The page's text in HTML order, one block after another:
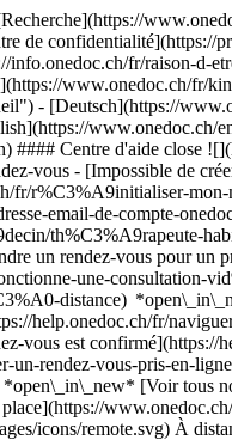
de
fr/raison-d-
www.onedoc.ch/fr/
- [Deutsch](https://
www.onedoc.ch/
Centre d'aide close
vous - [Impossible de
fr/r%C3%A9initialiser-
email-de-compte-
th%C3%A9rapeute-
un rendez-vous pour un
une-consultation-
distance)
help.onedoc.ch/fr/
Sexe*keyboard\_arrow\_down* - Femme*check\_circle* - Homme*check\_circle* Réseau*keyboard\_arrow\_down* - ASCA*check\_circle* - RME*check\_circle* - NVS*check\_circle* - APTN*check\_circle* Disponibilité*keyboard\_arrow\_down* - Disponible aujourdhui*check\_circle* - Dans les 3 prochains jours*check\_circle* - Dans les 7 prochains jours*check\_circle* - Dans les 14 prochains jours*check\_circle* # Kinésiologue à Ballens: prenez rendez-vous en ligne aujourd'hui ## 1 résultat à Ballens [![Mme Sylvie Baudat Lauber, kinésiologue à Ballens](https://assets.onedoc.ch/images/users/78cd403366767a350861d748269d9d24c8ed9c1b3d704fa472154c449dd0f6f8-small.png "Mme Sylvie Baudat Lauber, kinésiologue à Ballens")](https://www.onedoc.ch/fr/kinesiologue/ballens/pjj4/sylvie-baudat-lauber) ### [Mme Sylvie Baudat Lauber](https://www.onedoc.ch/fr/kinesiologue/ballens/pjj4/sylvie-baudat-lauber) ![Badge indiquant un profil vérifié](https://www.onedoc.ch/assets/images/icons/checkmark.svg) Kinésiologue Potentiaile Froideville 3 1144 Ballens ![Mme Sylvie Baudat Lauber est affiliée au réseau ASCA](https://assets.onedoc.ch/images/networks/logos/496d325fd4282f2f0a46197dd629fd16fcd2d324839e441a2a65aaa74df08a15-small.png) ![Icône patient avec un signe plus annonçant que le professionnel accepte de nouveaux patients](https://www.onedoc.ch/assets/images/icons/new-patients.svg)Accepte les nouveaux patients [Réserver un RDV](https://www.onedoc.ch/fr/kinesiologue/ballens/pjj4/sylvie-baudat-lauber) *chevron\_left* mar. 04 août *chevron\_right* Voir plus de rendez-vous *error\_outline* Une erreur